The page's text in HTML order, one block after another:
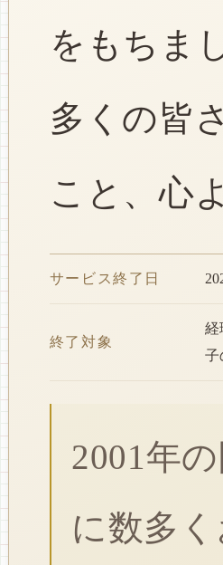
をもちま
多くの皆
こと、心
サービス終了日
終了対象
経
子
2001年
に数多